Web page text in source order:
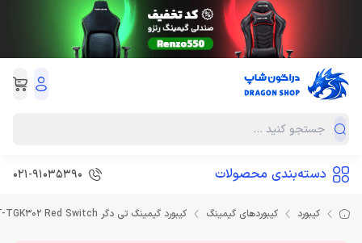
دسته‌بندی محصولات 021-91035390
کیبورد کیبوردهای گیمینگ کیبورد گیمینگ تی دگر T-Dagger Corvette T-TGK302 Red Switch